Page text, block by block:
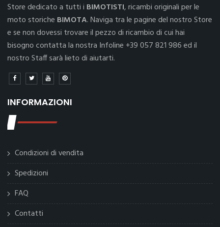
Store dedicato a tutti i BIMOTISTI, ricambi originali per le
moto storiche BIMOTA. Naviga tra le pagine del nostro Store
e se non dovessi trovare il pezzo di ricambio di cui hai
bisogno contatta la nostra Infoline +39 057 821 986 ed il
nostro Staff sarà lieto di aiutarti.
INFORMAZIONI
Condizioni di vendita
Spedizioni
FAQ
Contatti